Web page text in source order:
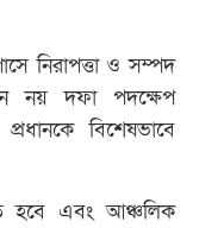
নিরাপত্তা ও সম্পদ
নয় দফা পদক্ষেপ
বিশেষভাবে
হবে এবং আঞ্চলিক